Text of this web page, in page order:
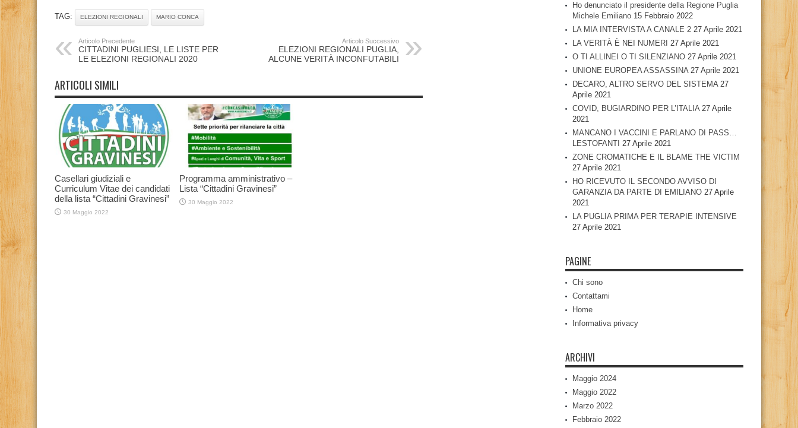
TAG: ELEZIONI REGIONALI MARIO CONCA
Articolo Precedente
CITTADINI PUGLIESI, LE LISTE PER
LE ELEZIONI REGIONALI 2020
Articolo Successivo
ELEZIONI REGIONALI PUGLIA,
ALCUNE VERITÀ INCONFUTABILI
ARTICOLI SIMILI
Casellari giudiziali e
Curriculum Vitae dei candidati
della lista “Cittadini Gravinesi”
30 Maggio 2022
Programma amministrativo –
Lista “Cittadini Gravinesi”
30 Maggio 2022
Ho denunciato il presidente della Regione Puglia
Michele Emiliano 15 Febbraio 2022
LA MIA INTERVISTA A CANALE 2 27 Aprile 2021
LA VERITÀ È NEI NUMERI 27 Aprile 2021
O TI ALLINEI O TI SILENZIANO 27 Aprile 2021
UNIONE EUROPEA ASSASSINA 27 Aprile 2021
DECARO, ALTRO SERVO DEL SISTEMA 27
Aprile 2021
COVID, BUGIARDINO PER L’ITALIA 27 Aprile
2021
MANCANO I VACCINI E PARLANO DI PASS…
LESTOFANTI 27 Aprile 2021
ZONE CROMATICHE E IL BLAME THE VICTIM
27 Aprile 2021
HO RICEVUTO IL SECONDO AVVISO DI
GARANZIA DA PARTE DI EMILIANO 27 Aprile
2021
LA PUGLIA PRIMA PER TERAPIE INTENSIVE
27 Aprile 2021
PAGINE
Chi sono
Contattami
Home
Informativa privacy
ARCHIVI
Maggio 2024
Maggio 2022
Marzo 2022
Febbraio 2022